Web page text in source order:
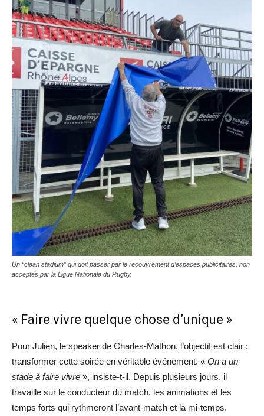
Un “clean stadium” qui doit passer par le recouvrement d’espaces publicitaires, non
acceptés par la Ligue Nationale du Rugby.
« Faire vivre quelque chose d’unique »
Pour Julien, le speaker de Charles-Mathon, l’objectif est clair :
transformer cette soirée en véritable événement. « On a un
stade à faire vivre », insiste-t-il. Depuis plusieurs jours, il
travaille sur le conducteur du match, les animations et les
temps forts qui rythmeront l’avant-match et la mi-temps.